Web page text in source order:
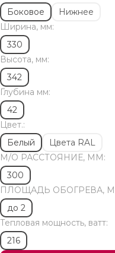
Боковое
Нижнее
Ширина, мм:
330
Высота, мм:
342
Глубина мм:
42
Цвет.:
Белый
Цвета RAL
М/O РАССТОЯНИЕ, ММ:
300
ПЛОЩАДЬ ОБОГРЕВА,
до 2
Тепловая мощность, ватт:
216